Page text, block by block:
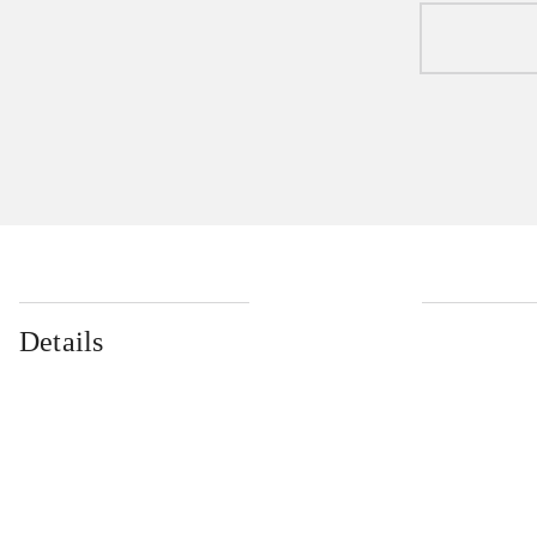
Details